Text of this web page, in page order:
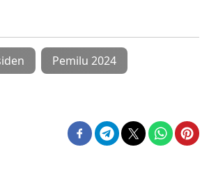
Pemilu 2024